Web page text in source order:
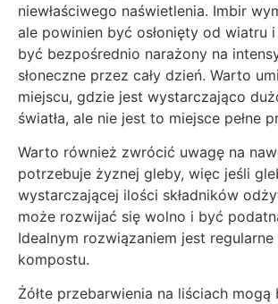
niewłaściwego naświetlenia. Imbir
ale powinien być osłonięty od wiatru
być bezpośrednio narażony na
słoneczne przez cały dzień. Warto
miejscu, gdzie jest wystarczająco
światła, ale nie jest to miejsce pełne
Warto również zwrócić uwagę na
potrzebuje żyznej gleby, więc jeśli
wystarczającej ilości składników
może rozwijać się wolno i być
Idealnym rozwiązaniem jest
kompostu.
Żółte przebarwienia na liściach mogą